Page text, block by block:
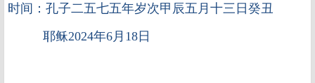
时间：孔子二五七五年岁次甲辰五月十三日癸丑
耶稣2024年6月18日